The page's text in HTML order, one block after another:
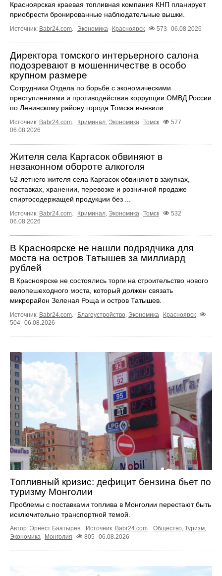
Красноярская краевая топливная компания КНП планирует
приобрести бронированные наблюдательные вышки.
Источник: Babr24.com. Экономика Красноярск 573 06.08.2026
Директора томского интерьерного салона
подозревают в мошенничестве в особо
крупном размере
Сотрудники Отдела по борьбе с экономическими
преступлениями и противодействия коррупции ОМВД России
по Ленинскому району города Томска выявили ...
Источник: Babr24.com. Криминал, Экономика Томск
577
06.08.2026
Жителя села Каргасок обвиняют в
незаконном обороте алкоголя
52-летнего жителя села Каргасок обвиняют в закупках,
поставках, хранении, перевозке и розничной продаже
спиртосодержащей продукции без ...
Источник: Babr24.com. Криминал, Экономика Томск
532
06.08.2026
В Красноярске не нашли подрядчика для
моста на остров Татышев за миллиард
рублей
В Красноярске не состоялись торги на строительство нового
велопешеходного моста, который должен связать
микрорайон Зеленая Роща и остров Татышев.
Источник: Babr24.com. Благоустройство, Экономика
Красноярск
504 06.08.2026
Топливный кризис: дефицит бензина бьет по
туризму Монголии
Проблемы с поставками топлива в Монголии перестают быть
исключительно транспортной темой.
Автор: Эрнест Баатырев. Источник: Babr24.com. Общество, Туризм,
Экономика
Монголия 805 06.08.2026